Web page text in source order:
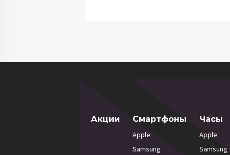
Акции Смартфоны
Apple
Samsung
Часы
Apple
Samsung